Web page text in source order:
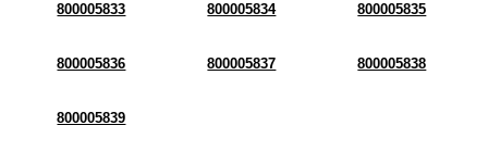
800005833 800005834 800005835
800005836 800005837 800005838
800005839